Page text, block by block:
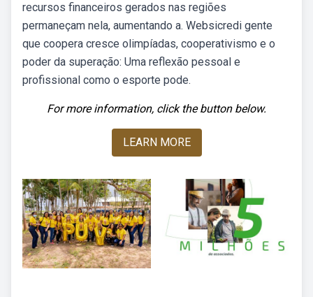
recursos financeiros gerados nas regiões
permaneçam nela, aumentando a. Websicredi gente
que coopera cresce olimpíadas, cooperativismo e o
poder da superação: Uma reflexão pessoal e
profissional como o esporte pode.
For more information, click the button below.
LEARN MORE